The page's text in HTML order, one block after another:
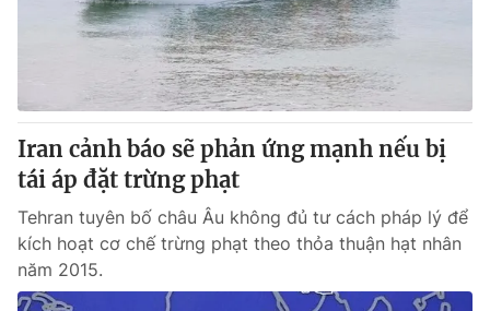
Iran cảnh báo sẽ phản ứng mạnh nếu bị
tái áp đặt trừng phạt
Tehran tuyên bố châu Âu không đủ tư cách pháp lý để
kích hoạt cơ chế trừng phạt theo thỏa thuận hạt nhân
năm 2015.